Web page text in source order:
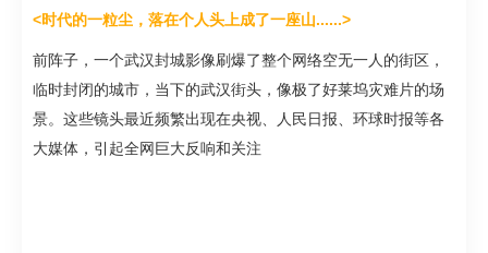
<时代的一粒尘，落在个人头上成了一座山......>
前阵子，一个武汉封城影像刷爆了整个网络空无一人的街区，
临时封闭的城市， 当下的武汉街头， 像极了好莱坞灾难片的场
景。 这些镜头最近频繁出现在央视、人民日报、环球时报等各
大媒体， 引起全网巨大反响和关注